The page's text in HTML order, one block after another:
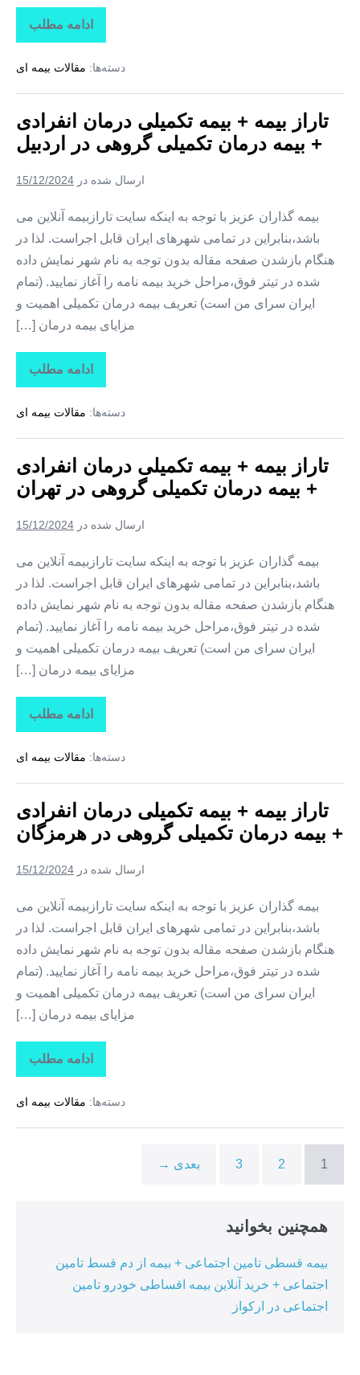
ادامه مطلب
تاراز
بیمه
بیمه
درمان
+
بیمه
درمان
تکمیلی
در
دسته‌ها: مقالات بیمه ای
تاراز بیمه + بیمه تکمیلی درمان انفرادی
+ بیمه درمان تکمیلی گروهی در اردبیل
ارسال شده در 15/12/2024
بیمه گذاران عزیز با توجه به اینکه سایت تارازبیمه آنلاین می
باشد،بنابراین در تمامی شهرهای ایران قابل اجراست. لذا در
هنگام بازشدن صفحه مقاله بدون توجه به نام شهر نمایش داده
شده در تیتر فوق،مراحل خرید بیمه نامه را آغاز نمایید. (تمام
ایران سرای من است) تعریف بیمه درمان تکمیلی اهمیت و
مزایای بیمه درمان […]
ادامه مطلب
تاراز
بیمه
بیمه
درمان
+
بیمه
درمان
تکمیلی
در
دسته‌ها: مقالات بیمه ای
تاراز بیمه + بیمه تکمیلی درمان انفرادی
+ بیمه درمان تکمیلی گروهی در تهران
ارسال شده در 15/12/2024
بیمه گذاران عزیز با توجه به اینکه سایت تارازبیمه آنلاین می
باشد،بنابراین در تمامی شهرهای ایران قابل اجراست. لذا در
هنگام بازشدن صفحه مقاله بدون توجه به نام شهر نمایش داده
شده در تیتر فوق،مراحل خرید بیمه نامه را آغاز نمایید. (تمام
ایران سرای من است) تعریف بیمه درمان تکمیلی اهمیت و
مزایای بیمه درمان […]
ادامه مطلب
تاراز
بیمه
بیمه
درمان
+
بیمه
درمان
تکمیلی
در
دسته‌ها: مقالات بیمه ای
تاراز بیمه + بیمه تکمیلی درمان انفرادی
+ بیمه درمان تکمیلی گروهی در هرمزگان
ارسال شده در 15/12/2024
بیمه گذاران عزیز با توجه به اینکه سایت تارازبیمه آنلاین می
باشد،بنابراین در تمامی شهرهای ایران قابل اجراست. لذا در
هنگام بازشدن صفحه مقاله بدون توجه به نام شهر نمایش داده
شده در تیتر فوق،مراحل خرید بیمه نامه را آغاز نمایید. (تمام
ایران سرای من است) تعریف بیمه درمان تکمیلی اهمیت و
مزایای بیمه درمان […]
ادامه مطلب
تاراز
بیمه
بیمه
درمان
دسته‌ها: مقالات بیمه ای
1
2
3 بعدی →
همچنین بخوانید
بیمه قسطی تامین اجتماعی + بیمه از دم قسط تامین
اجتماعی + خرید آنلاین بیمه اقساطی خودرو تامین
اجتماعی در ارکواز